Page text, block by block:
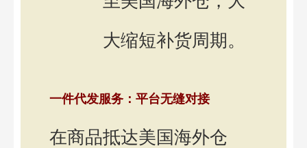
大缩短补货周期。
一件代发服务：平台无缝对接
在商品抵达美国海外仓